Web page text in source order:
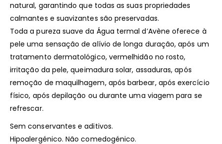
natural, garantindo que todas as suas propriedades
calmantes e suavizantes são preservadas.
Toda a pureza suave da Água termal d’Avène oferece à
pele uma sensação de alívio de longa duração, após um
tratamento dermatológico, vermelhidão no rosto,
irritação da pele, queimadura solar, assaduras, após
remoção de maquilhagem, após barbear, após exercício
físico, após depilação ou durante uma viagem para se
refrescar.
Sem conservantes e aditivos.
Hipoalergénico. Não comedogénico.